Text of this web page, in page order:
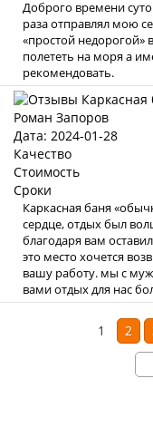
Доброго времени
раза отправлял мою
«простой недорогой»
полететь на моря а
рекомендовать.
Роман Запоров
Дата: 2024-01-28
Качество
Стоимость
Сроки
Каркасная баня
сердце, отдых был
благодаря вам
это место хочется
вашу работу. мы с
вами отдых для нас
1 2